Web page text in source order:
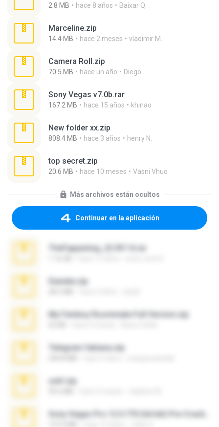
2.8 MB hace 8 años Baixar Q.
Marceline.zip
14.4 MB hace 2 meses vladimir M.
Camera Roll.zip
70.5 MB hace un año Diego
Sony Vegas v7.0b.rar
167.2 MB hace 15 años khinao
New folder xx.zip
808.4 MB hace 3 años henry N.
top secret.zip
20.6 MB hace 10 meses Vasni Vhuo
Más archivos están ocultos
Continuar en la aplicación
TheFappening_22.09.14.rar
Daniela.zip
My Femboy Roommate Full Version.zip
Telegram fabiana.zip
ouh!.zip